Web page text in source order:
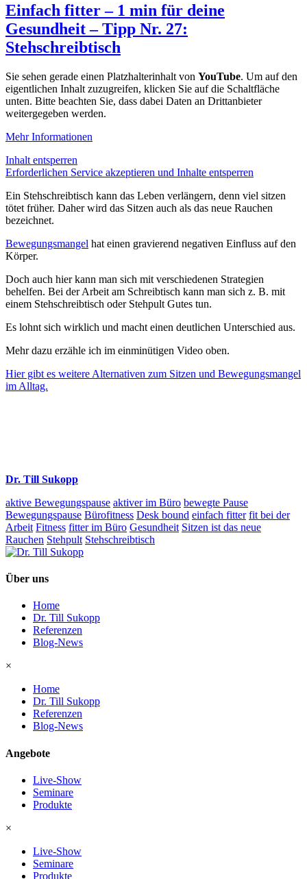
Einfach fitter – 1 min für deine
Gesundheit – Tipp Nr. 27:
Stehschreibtisch
Sie sehen gerade einen Platzhalterinhalt von YouTube. Um auf den
eigentlichen Inhalt zuzugreifen, klicken Sie auf die Schaltfläche
unten. Bitte beachten Sie, dass dabei Daten an Drittanbieter
weitergegeben werden.
Mehr Informationen
Inhalt entsperren
Erforderlichen Service akzeptieren und Inhalte entsperren
Ein Stehschreibtisch kann das Leben verlängern, denn viel sitzen
tötet früher. Daher wird das Sitzen auch als das neue Rauchen
bezeichnet.
Bewegungsmangel hat einen gravierend negativen Einfluss auf den
Körper.
Doch auch hier kann man sich mit verschiedenen Strategien
behelfen. Bei der Arbeit am Schreibtisch kann man sich z. B. mit
einem Stehschreibtisch oder Stehpult Gutes tun.
Es lohnt sich wirklich und macht einen deutlichen Unterschied aus.
Mehr dazu erzähle ich im einminütigen Video oben.
Hier gibt es weitere Alternativen zum Sitzen und Bewegungsmangel
im Alltag.
Dr. Till Sukopp
aktive Bewegungspause aktiver im Büro bewegte Pause
Bewegungspause Bürofitness Desk bound einfach fitter fit bei der
Arbeit Fitness fitter im Büro Gesundheit Sitzen ist das neue
Rauchen Stehpult Stehschreibtisch
Über uns
Home
Dr. Till Sukopp
Referenzen
Blog-News
×
Home
Dr. Till Sukopp
Referenzen
Blog-News
Angebote
Live-Show
Seminare
Produkte
×
Live-Show
Seminare
Produkte